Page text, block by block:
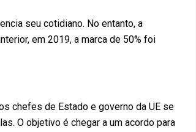
seu cotidiano. No entanto, a
em 2019, a marca de 50% foi
chefes de Estado e governo da UE se
O objetivo é chegar a um acordo para